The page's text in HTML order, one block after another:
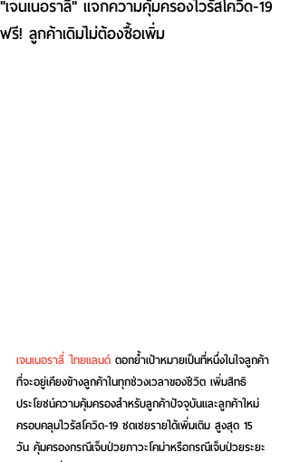
"เจนเนอราลี่" แจกความคุ้มครองไวรัสโควิด-19
ฟรี! ลูกค้าเดิมไม่ต้องซื้อเพิ่ม
เจนเนอราลี่ ไทยแลนด์ ตอกย้ำเป้าหมายเป็นที่หนึ่งในใจลูกค้า
ที่จะอยู่เคียงข้างลูกค้าในทุกช่วงเวลาของชีวิต เพิ่มสิทธิ
ประโยชน์ความคุ้มครองสำหรับลูกค้าปัจจุบันและลูกค้าใหม่
ครอบคลุมไวรัสโควิด-19 ชดเชยรายได้เพิ่มเติม สูงสุด 15
วัน คุ้มครองกรณีเจ็บป่วยภาวะโคม่าหรือกรณีเจ็บป่วยระยะ